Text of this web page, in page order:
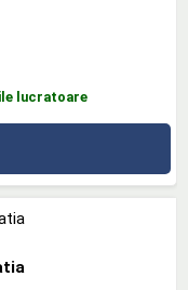
lucratoare